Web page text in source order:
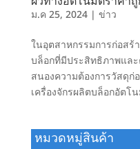
ม.ค 25, 2024| ข่าว
ในอุตสาหกรรมการก่อสร้
บล็อกที่มีประสิทธิภาพแล
สนองความต้องการวัสดุ
เครื่องจักรผลิตบล็อกอัตโ
หมวดหมู่สินค้า